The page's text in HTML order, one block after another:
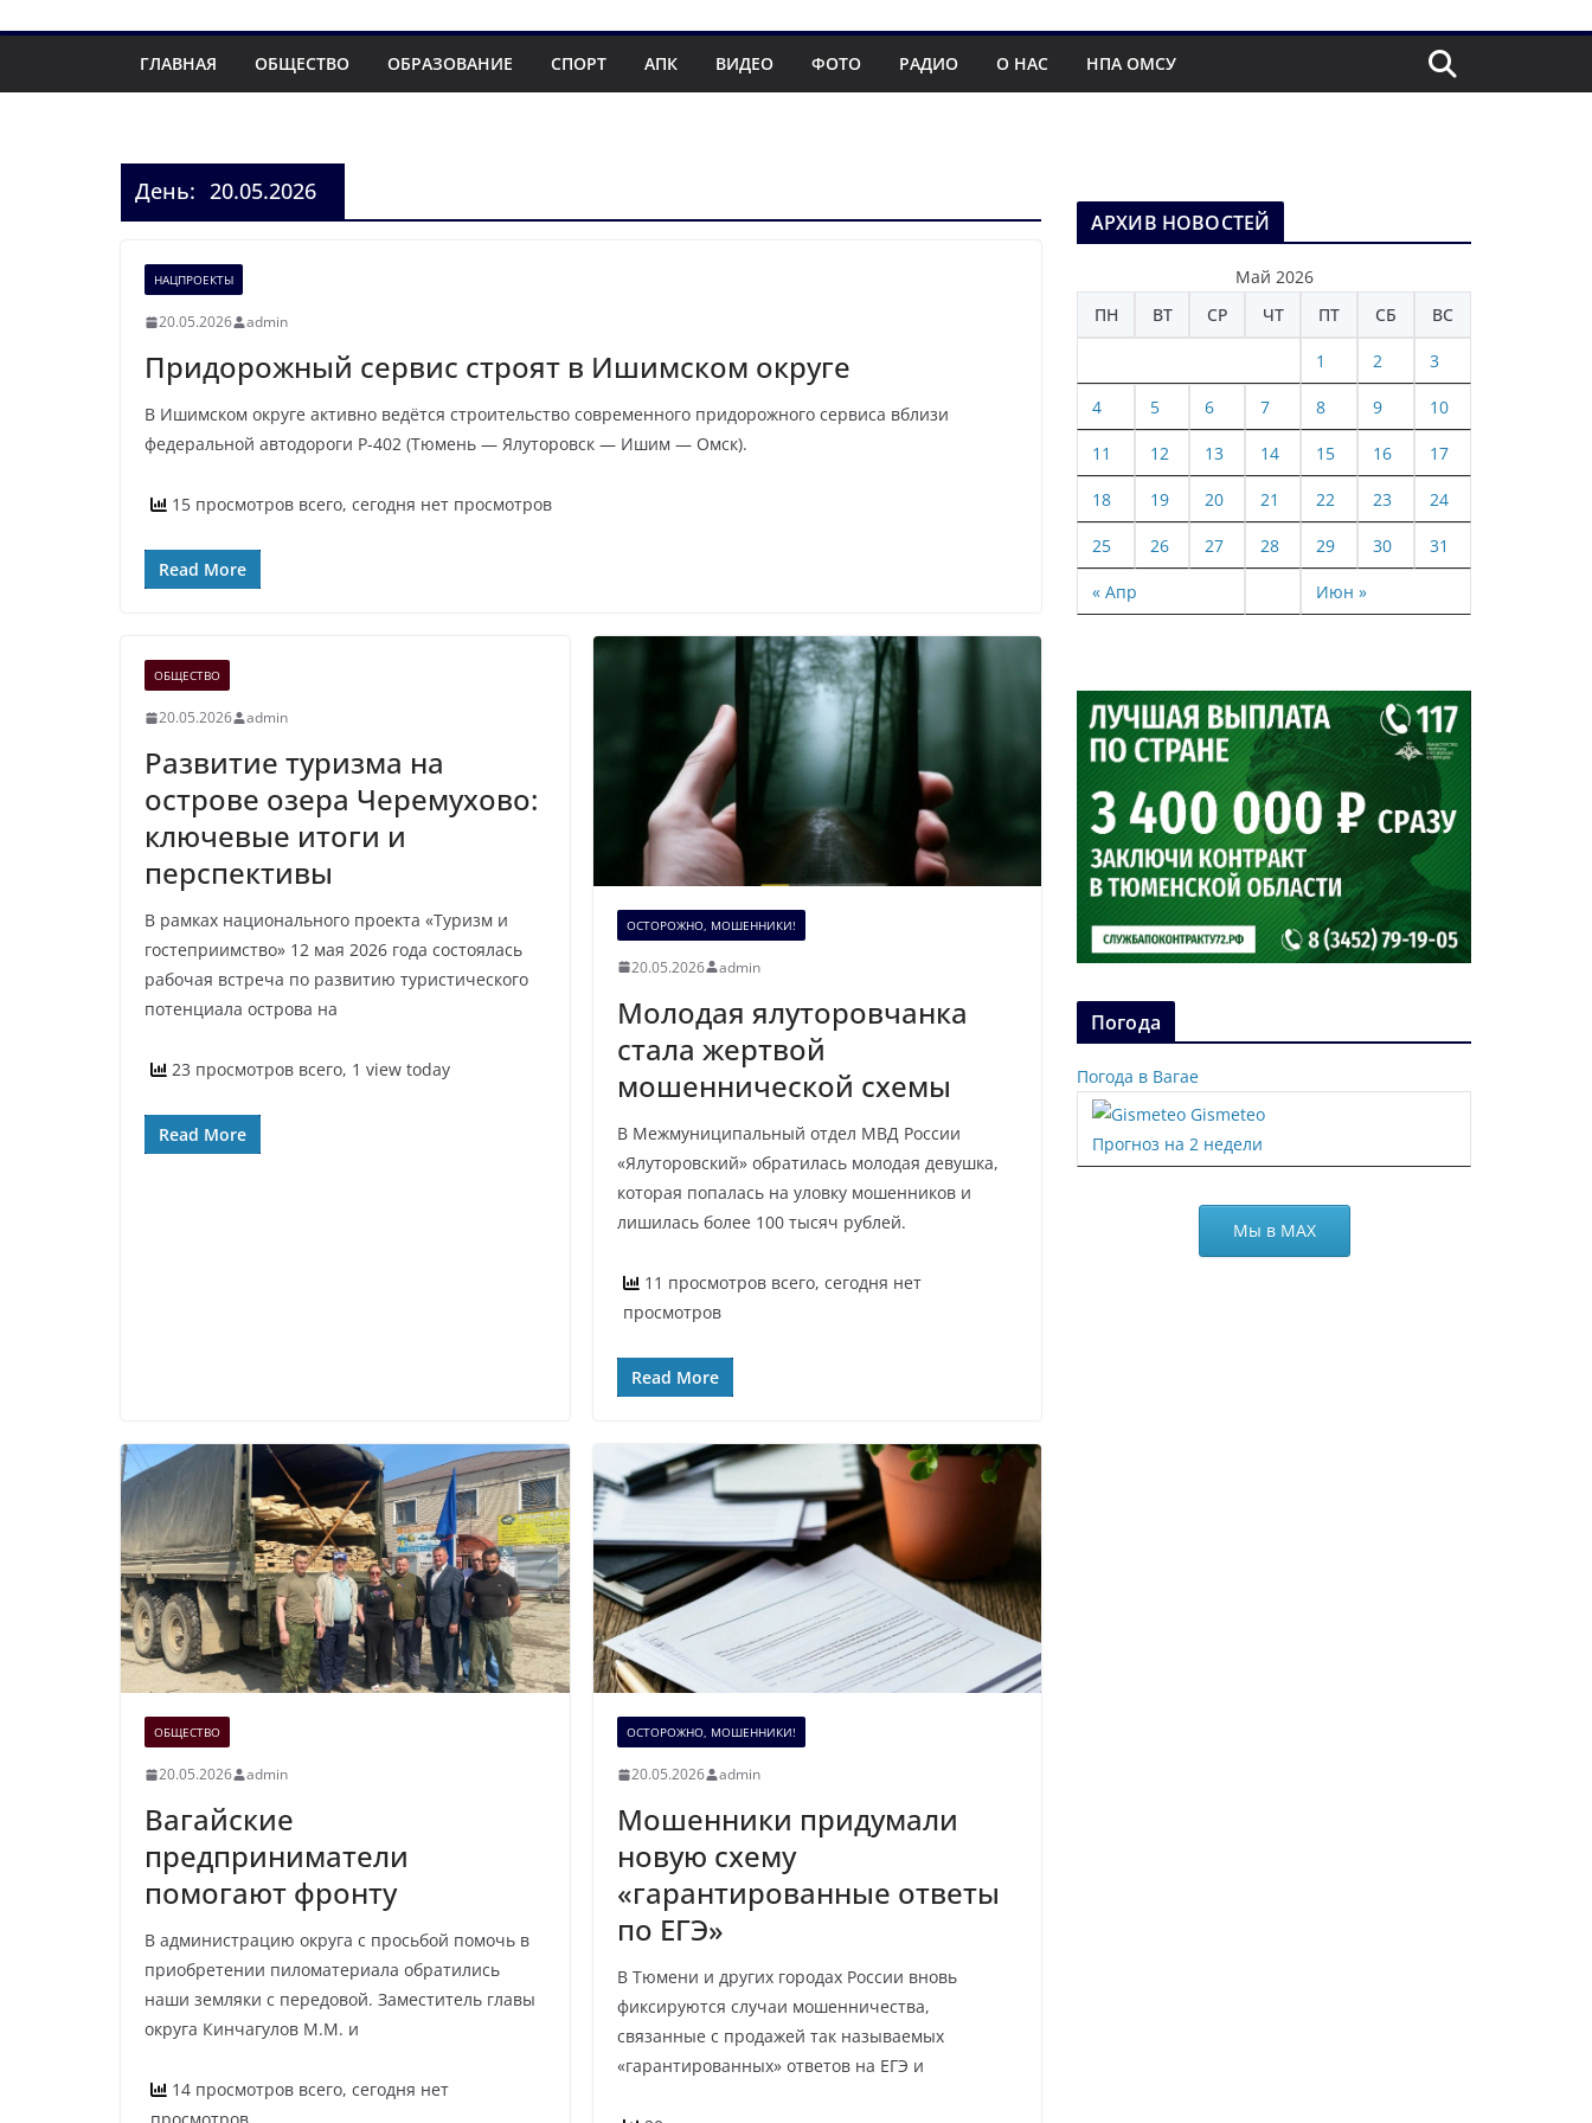
ГЛАВНАЯ ОБЩЕСТВО ОБРАЗОВАНИЕ СПОРТ АПК ВИДЕО ФОТО РАДИО О НАС НПА ОМСУ
День: 20.05.2026
НАЦПРОЕКТЫ
20.05.2026 admin
Придорожный сервис строят в Ишимском округе
В Ишимском округе активно ведётся строительство современного придорожного сервиса вблизи
федеральной автодороги Р-402 (Тюмень — Ялуторовск — Ишим — Омск).
15 просмотров всего, сегодня нет просмотров
Read More
ОБЩЕСТВО
20.05.2026 admin
Развитие туризма на
острове озера Черемухово:
ключевые итоги и
перспективы
В рамках национального проекта «Туризм и
гостеприимство» 12 мая 2026 года состоялась
рабочая встреча по развитию туристического
потенциала острова на
23 просмотров всего, 1 view today
Read More
ОСТОРОЖНО, МОШЕННИКИ!
20.05.2026 admin
Молодая ялуторовчанка
стала жертвой
мошеннической схемы
В Межмуниципальный отдел МВД России
«Ялуторовский» обратилась молодая девушка,
которая попалась на уловку мошенников и
лишилась более 100 тысяч рублей.
11 просмотров всего, сегодня нет
просмотров
Read More
ОБЩЕСТВО
20.05.2026 admin
Вагайские
предприниматели
помогают фронту
В администрацию округа с просьбой помочь в
приобретении пиломатериала обратились
наши земляки с передовой. Заместитель главы
округа Кинчагулов М.М. и
14 просмотров всего, сегодня нет
ОСТОРОЖНО, МОШЕННИКИ!
20.05.2026 admin
Мошенники придумали
новую схему
«гарантированные ответы
по ЕГЭ»
В Тюмени и других городах России вновь
фиксируются случаи мошенничества,
связанные с продажей так называемых
«гарантированных» ответов на ЕГЭ и
АРХИВ НОВОСТЕЙ
Май 2026
ПН
ВТ СР ЧТ ПТ СБ ВС
« Апр Июн »
1 2 3
4 5 6 7 8 9 10
11 12 13 14 15 16 17
18 19 20 21 22 23 24
25 26 27 28 29 30 31
Погода
Погода в Вагае
Gismeteo
Прогноз на 2 недели
Мы в МАХ